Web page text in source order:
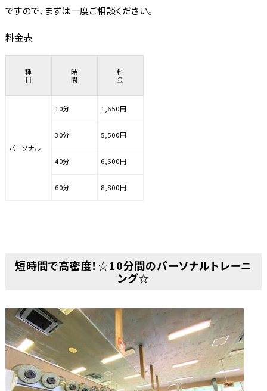
ですので、まずは一度ご相談ください。
料金表
種
目
時
間
料
金
パーソナル
10分 1,650円
30分 5,500円
40分 6,600円
60分 8,800円
短時間で高密度！☆10分間のパーソナルトレーニ
ング☆